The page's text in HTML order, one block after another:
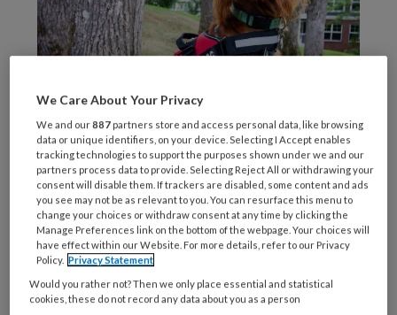
Foto: Ryan Stone
Wat is ATT?
Animal Assisted Therapy (AAT),therapie met
ondersteuning van dieren is een doelgerichte,
geplande en gestructureerde therapeutische
interventie die wordt aangestuurd en/of
We Care About Your Privacy
We and our887 partners store and access personal data, like browsing
data or unique identifiers, on your device. Selecting I Accept enables
tracking technologies to support the purposes shown under we and our
partners process data to provide. Selecting Reject All or withdrawing your
consent will disable them. If trackers are disabled, some content and ads
you see may not be as relevant to you. You can resurface this menu to
change your choices or withdraw consent at any time by clicking the
Manage Preferences link on the bottom of the webpage. Your choices will
have effect within our Website. For more details, refer to our Privacy
Policy. Privacy Statement
Would you rather not? Then we only place essential and statistical
cookies, these do not record any data about you as a person